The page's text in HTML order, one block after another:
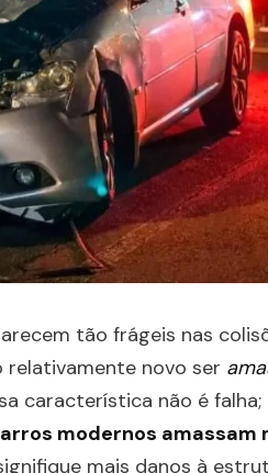
tão frágeis nas
novo ser
característica não é falha;
modernos amassam
mais danos à